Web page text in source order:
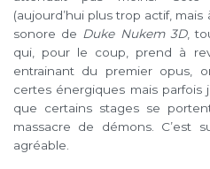
(aujourd’hui plus trop actif, mais
sonore de Duke Nukem 3D,
qui, pour le coup, prend à
entrainant du premier opus,
certes énergiques mais parfois
que certains stages se
massacre de démons. C’est
agréable.